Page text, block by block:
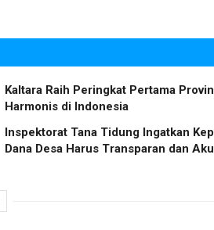
Kaltara Raih Peringkat Pertama
Harmonis di Indonesia
Inspektorat Tana Tidung Ingatkan
Dana Desa Harus Transparan dan